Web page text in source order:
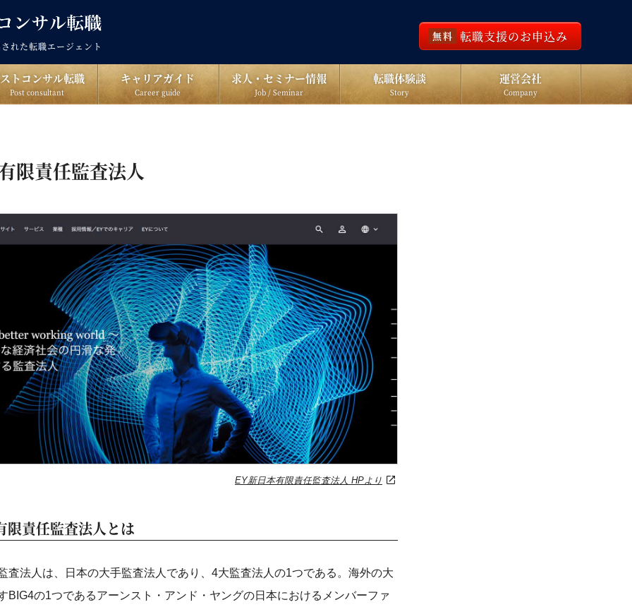
れた転職エージェント
無料 転職支援のお申込み
トコンサル転職
Post consultant
キャリアガイド
Career guide
求人・セミナー情報
Job / Seminar
転職体験談
Story
運営会社
Company
限責任監査法人
EY新日本有限責任監査法人 HPより
限責任監査法人とは
査法人は、日本の大手監査法人であり、4大監査法人の1つである。海外の大
BIG4の1つであるアーンスト・アンド・ヤングの日本におけるメンバーファ